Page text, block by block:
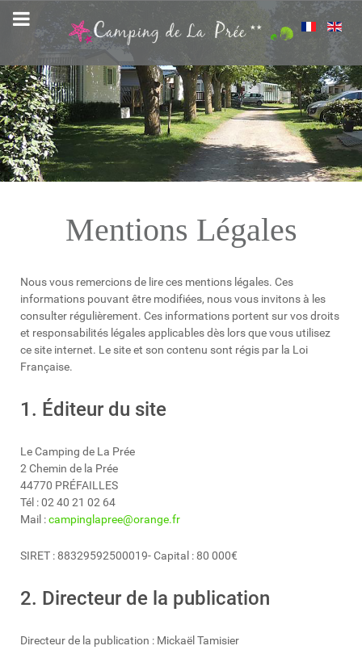
Mentions Légales
Nous vous remercions de lire ces mentions légales. Ces
informations pouvant être modifiées, nous vous invitons à les
consulter régulièrement. Ces informations portent sur vos droits
et responsabilités légales applicables dès lors que vous utilisez
ce site internet. Le site et son contenu sont régis par la Loi
Française.
1. Éditeur du site
Le Camping de La Prée
2 Chemin de la Prée
44770 PRÉFAILLES
Tél : 02 40 21 02 64
Mail :campinglapree@orange.fr
SIRET : 88329592500019- Capital : 80 000€
2. Directeur de la publication
Directeur de la publication : Mickaël Tamisier